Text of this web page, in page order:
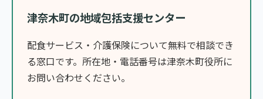
津奈木町の地域包括支援センター
配食サービス・介護保険について無料で相談でき
る窓口です。所在地・電話番号は津奈木町役所に
お問い合わせください。